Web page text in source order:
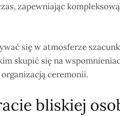
zapewniając kompleksową
się w atmosferze
skupić się na
ceremonii.
bliskiej